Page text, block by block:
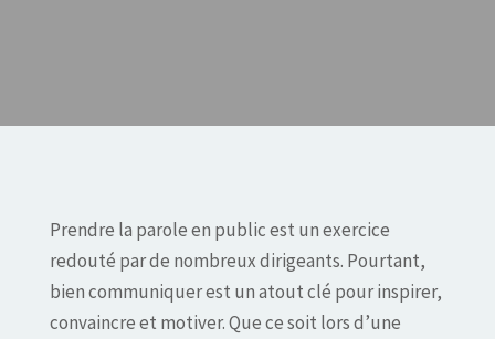
Prendre la parole en public est un exercice
redouté par de nombreux dirigeants. Pourtant,
bien communiquer est un atout clé pour inspirer,
convaincre et motiver. Que ce soit lors d’une